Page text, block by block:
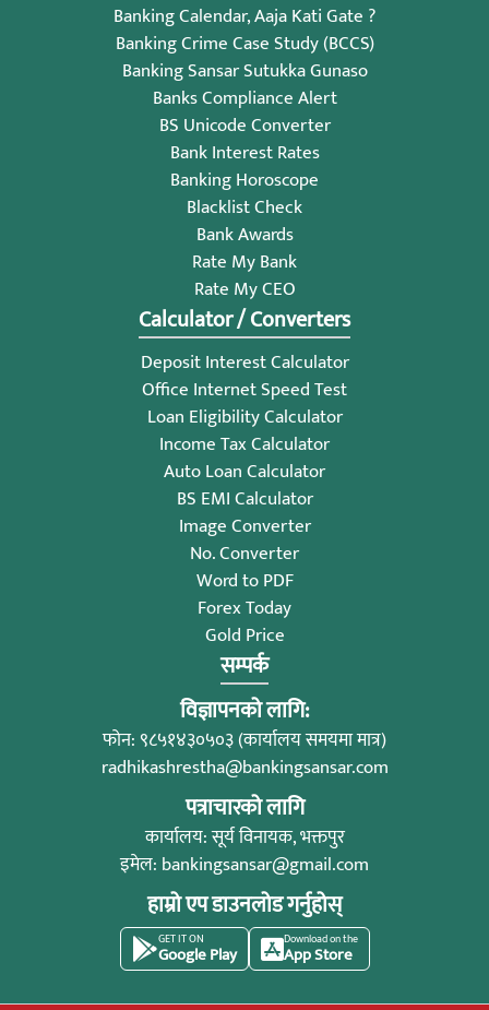
Banking Calendar, Aaja Kati Gate ?
Banking Crime Case Study (BCCS)
Banking Sansar Sutukka Gunaso
Banks Compliance Alert
BS Unicode Converter
Bank Interest Rates
Banking Horoscope
Blacklist Check
Bank Awards
Rate My Bank
Rate My CEO
Calculator / Converters
Deposit Interest Calculator
Office Internet Speed Test
Loan Eligibility Calculator
Income Tax Calculator
Auto Loan Calculator
BS EMI Calculator
Image Converter
No. Converter
Word to PDF
Forex Today
Gold Price
सम्पर्क
विज्ञापनको लागि:
फोन: ९८५१४३०५०३ (कार्यालय समयमा मात्र)
radhikashrestha@bankingsansar.com
पत्राचारको लागि
कार्यालय: सूर्य विनायक, भक्तपुर
इमेल: bankingsansar@gmail.com
हाम्रो एप डाउनलोड गर्नुहोस्
GET IT ON
Google Play
Download on the
App Store